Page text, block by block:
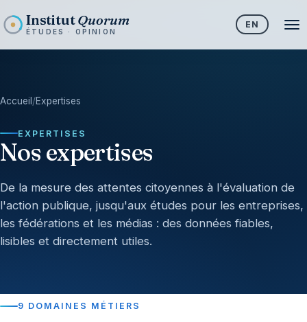
InstitutQuorum
ÉTUDES · OPINION
EN
Accueil /Expertises
EXPERTISES
Nos expertises
De la mesure des attentes citoyennes à l'évaluation de
l'action publique, jusqu'aux études pour les entreprises,
les fédérations et les médias : des données fiables,
lisibles et directement utiles.
9 DOMAINES MÉTIERS